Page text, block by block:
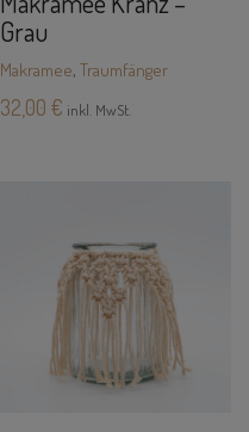
Grau
Makramee, Traumfänger
32,00 € inkl. MwSt.